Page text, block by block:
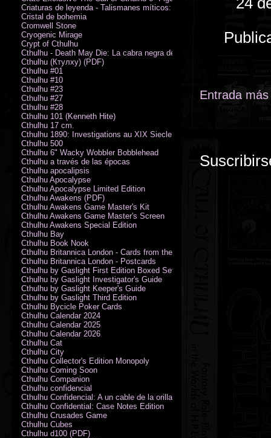
Entrada
Criaturas de leyenda - Talismanes míticos: Símbolo arcano
Cristal de bohemia
Cromwell Stone
Cryogenic Mirage
Crypt of Cthulhu
Cthulhu - Death May Die: La cabra negra de los bosques
Cthulhu (Ктулху) (PDF)
Cthulhu #01
Cthulhu #10
Cthulhu #23
Cthulhu #27
Cthulhu #28
Cthulhu 101 (Kenneth Hite)
Cthulhu 17 cm.
Cthulhu 1890: Investigations au XIX Siecle
Cthulhu 500
Cthulhu 6" Wacky Wobbler Bobblehead
Cthulhu a través de las épocas
Cthulhu apocalipsis
Cthulhu Apocalypse
Cthulhu Apocalypse Limited Edition
Cthulhu Awakens (PDF)
Cthulhu Awakens Game Master's Kit
Cthulhu Awakens Game Master's Screen
Cthulhu Awakens Special Edition
Cthulhu Bay
Cthulhu Book Nook
Cthulhu Britannica London - Cards from the Smoke
Cthulhu Britannica London - Postcards
Cthulhu by Gaslight First Edition Boxed Set
Cthulhu by Gaslight Investigator's Guide
Cthulhu by Gaslight Keeper's Guide
Cthulhu by Gaslight Third Edition
Cthulhu Bycicle Poker Cards
Cthulhu Calendar 2024
Cthulhu Calendar 2025
Cthulhu Calendar 2026
Cthulhu Cat
Cthulhu City
Cthulhu Collector's Edition Monopoly
Cthulhu Coming Soon
Cthulhu Companion
Cthulhu confidencial
Cthulhu Confidencial: A un cable de la orilla (PDF)
Cthulhu Confidential: Case Notes Edition
Cthulhu Crusades Game
Cthulhu Cubes
Cthulhu d100 (PDF)